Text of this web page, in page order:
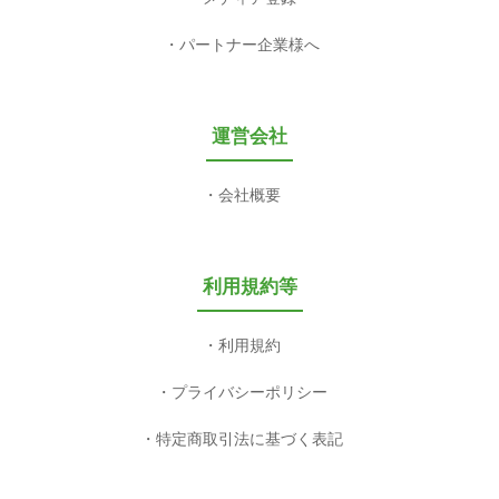
パートナー企業様へ
運営会社
会社概要
利用規約等
利用規約
プライバシーポリシー
特定商取引法に基づく表記